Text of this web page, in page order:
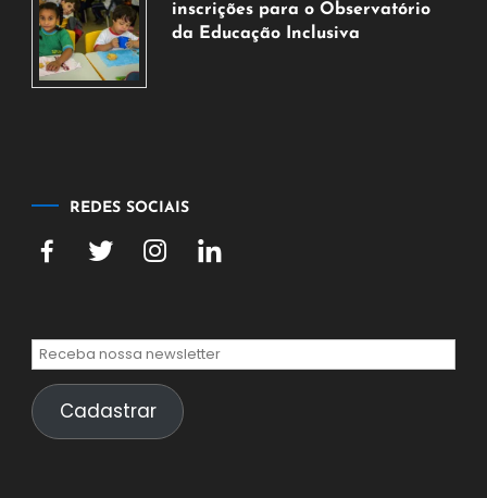
de
inscrições para o Observatório
da Educação Inclusiva
REDES SOCIAIS
Cadastrar